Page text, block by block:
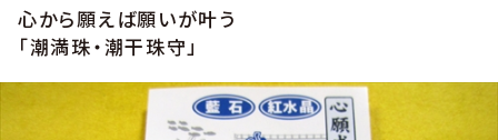
心から願えば願いが叶う
「潮満珠・潮干珠守」